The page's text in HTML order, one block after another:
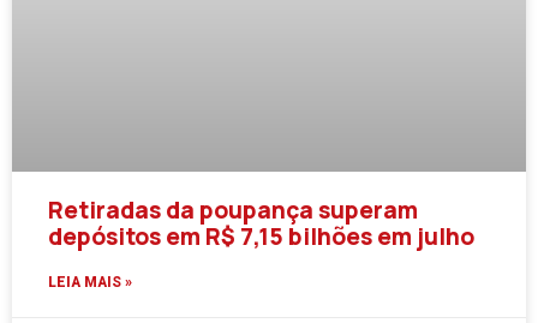
Retiradas da poupança superam
depósitos em R$ 7,15 bilhões em julho
LEIA MAIS »